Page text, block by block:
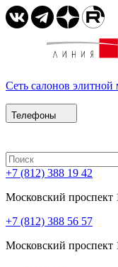
Сеть салонов элитной
Телефоны
+7 (812) 388 19 42
Московский проспект
+7 (812) 388 56 57
Московский проспект